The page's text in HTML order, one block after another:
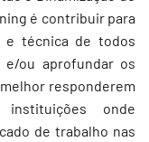
é contribuir para
e técnica de todos
ou aprofundar os
responderem
onde
de trabalho nas